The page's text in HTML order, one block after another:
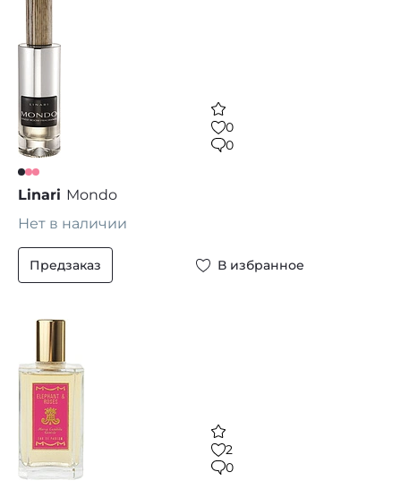
0
0
Linari Mondo
Нет в наличии
Предзаказ В избранное
2
0